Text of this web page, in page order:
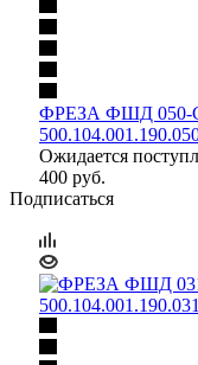
ФРЕЗА ФШД 050-
Ожидается
400 руб.
Подписаться